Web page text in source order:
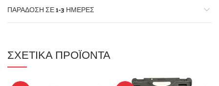
ΠΑΡΆΔΟΣΗ ΣΕ 1-3 ΗΜΈΡΕΣ
ΣΧΕΤΙΚΆ ΠΡΟΪΌΝΤΑ